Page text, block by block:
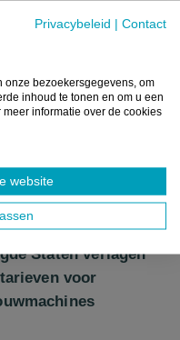
Privacybeleid | Contact
onze bezoekersgegevens, om
inhoud te tonen en om u een
informatie over de cookies
website
in Vlaamse
Staten verlagen
voor